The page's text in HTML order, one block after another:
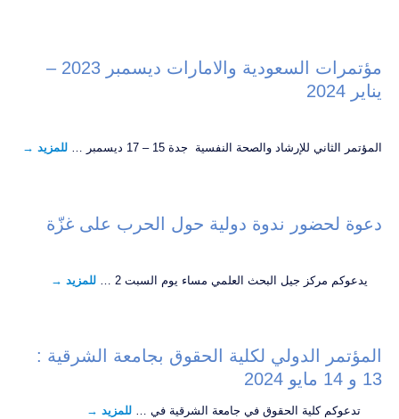
مؤتمرات السعودية والامارات ديسمبر 2023 –
يناير 2024
المؤتمر الثاني للإرشاد والصحة النفسية جدة 15 – 17 ديسمبر … للمزيد →
دعوة لحضور ندوة دولية حول الحرب على غزّة
يدعوكم مركز جيل البحث العلمي مساء يوم السبت 2 … للمزيد →
المؤتمر الدولي لكلية الحقوق بجامعة الشرقية :
13 و 14 مايو 2024
تدعوكم كلية الحقوق في جامعة الشرقية في … للمزيد →